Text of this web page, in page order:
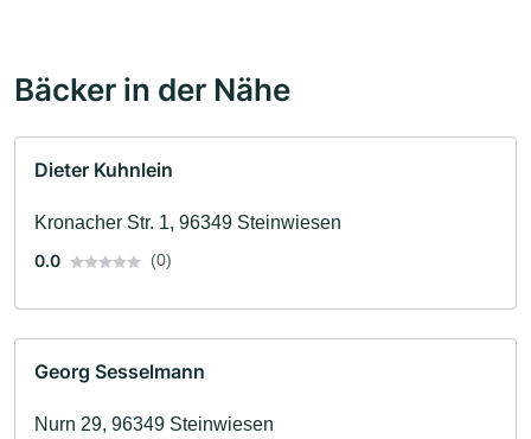
Bäcker in der Nähe
Dieter Kuhnlein
Kronacher Str. 1, 96349 Steinwiesen
0.0
(0)
Georg Sesselmann
Nurn 29, 96349 Steinwiesen